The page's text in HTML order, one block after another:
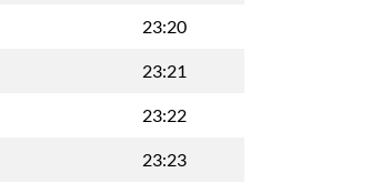
23:20
23:21
23:22
23:23